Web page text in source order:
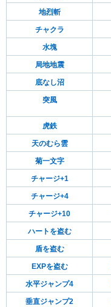
地烈斬
チャクラ
水塊
局地地震
底なし沼
突風
虎鉄
天のむら雲
菊一文字
チャージ+1
チャージ+4
チャージ+10
ハートを盗む
盾を盗む
EXPを盗む
水平ジャンプ4
垂直ジャンプ2